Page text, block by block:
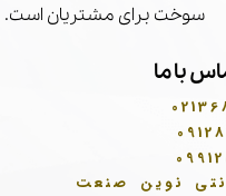
سوخت برای مشتریان است.
با ما
نوین صنعت